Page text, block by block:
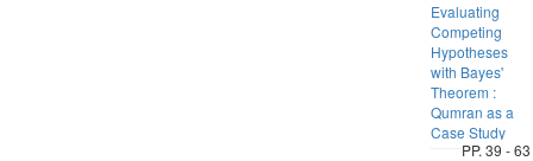
Evaluating
Competing
Hypotheses
with Bayes'
Theorem :
Qumran as a
Case Study
PP. 39 - 63